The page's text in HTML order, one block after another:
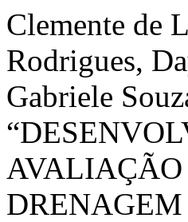
Clemente de
Rodrigues,
Gabriele
AVALIAÇÃO